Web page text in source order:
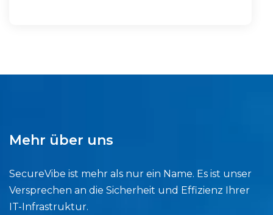
Mehr über uns
SecureVibe ist mehr als nur ein Name. Es ist unser
Versprechen an die Sicherheit und Effizienz Ihrer
IT-Infrastruktur.